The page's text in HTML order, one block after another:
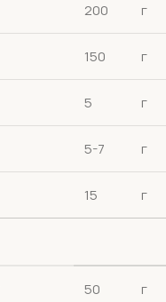
200 г
150 г
5 г
5-7 г
15 г
50 г